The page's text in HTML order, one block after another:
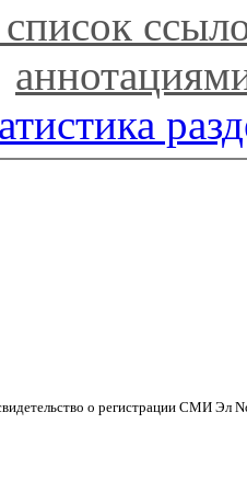
о регистрации СМИ Эл